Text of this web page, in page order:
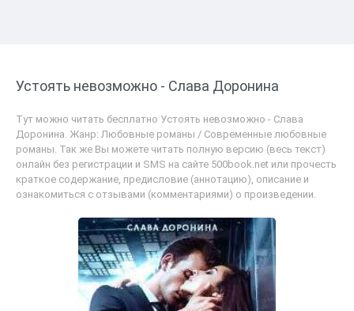
Устоять невозможно - Слава Доронина
Тут можно читать бесплатно Устоять невозможно - Слава
Доронина. Жанр: Любовные романы / Современные любовные
романы. Так же Вы можете читать полную версию (весь текст)
онлайн без регистрации и SMS на сайте 500book.net или прочесть
краткое содержание, предисловие (аннотацию), описание и
ознакомиться с отзывами (комментариями) о произведении.